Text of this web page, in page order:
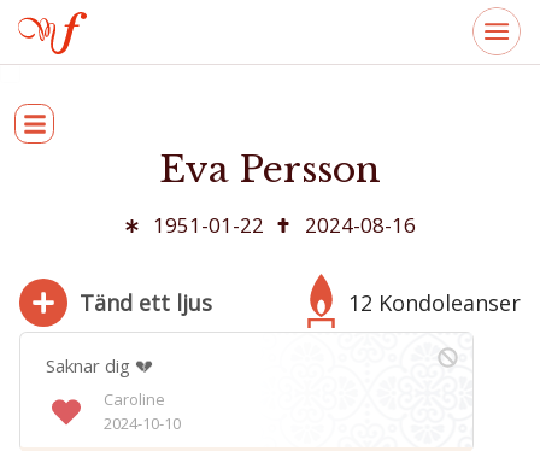
Eva Persson
1951-01-22 2024-08-16
Tänd ett ljus 12 Kondoleanser
Saknar dig 💔
Caroline
2024-10-10